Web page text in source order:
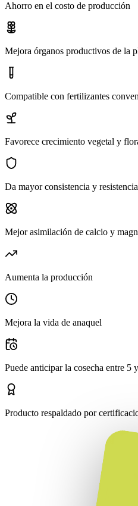
Ahorro en el costo de producción
Mejora órganos productivos de la
Compatible con fertilizantes
Favorece crecimiento vegetal y
Da mayor consistencia y
Mejor asimilación de calcio y
Aumenta la producción
Mejora la vida de anaquel
Puede anticipar la cosecha entre 5
Producto respaldado por